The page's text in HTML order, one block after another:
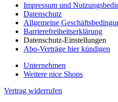
Impressum und
Datenschutz
Allgemeine
Barrierefreiheitserklärung
Datenschutz-Einstellungen
Abo-Verträge hier kündigen
Unternehmen
Weitere nice Shops
Vertrag widerrufen